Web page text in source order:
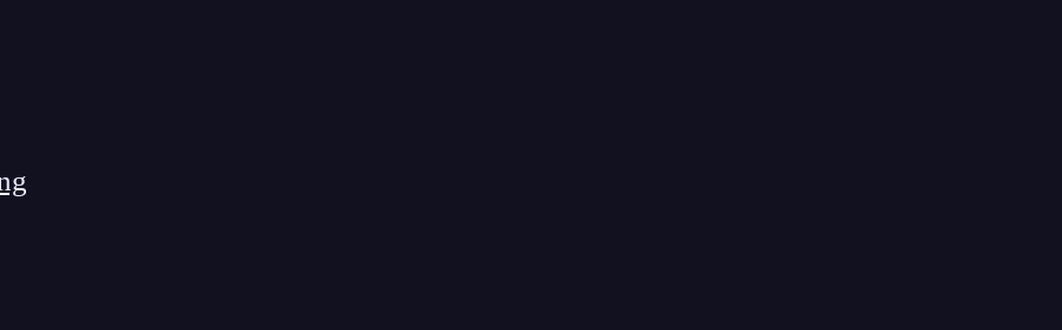
se está conectando a un servicio web.